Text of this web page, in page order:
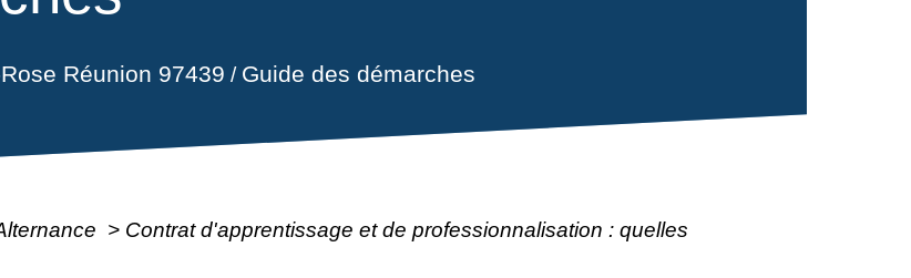
Réunion 97439 / Guide des démarches
> Contrat d'apprentissage et de professionnalisation : quelles